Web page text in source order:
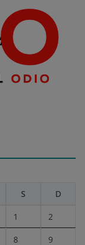
S D
1 2
8 9